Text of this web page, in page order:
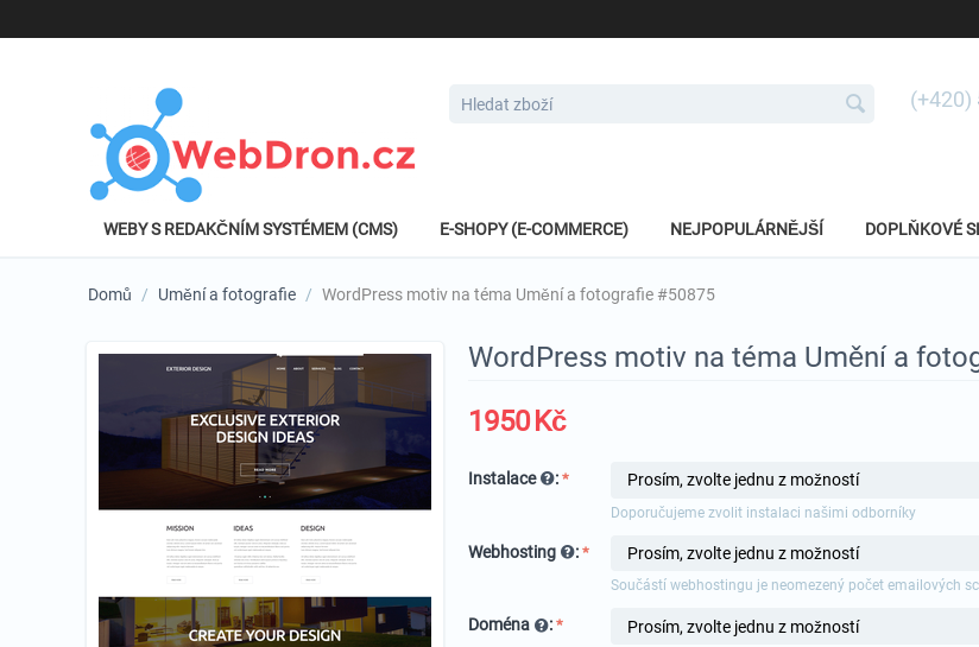
(+420)
WEBY S REDAKČNÍM SYSTÉMEM (CMS) E-SHOPY (E-COMMERCE) NEJPOPULÁRNĚJŠÍ DOPLŇKOVÉ
Domů / Umění a fotografie / WordPress motiv na téma Umění a fotografie #50875
WordPress motiv na téma Umění a
1950Kč
Instalace :
Doporučujeme zvolit instalaci našimi odborníky
Webhosting :
Součástí webhostingu je neomezený počet emailových
Doména :